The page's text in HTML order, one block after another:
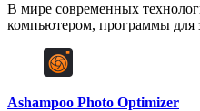
В мире современных
компьютером, программы для
Ashampoo Photo Optimizer